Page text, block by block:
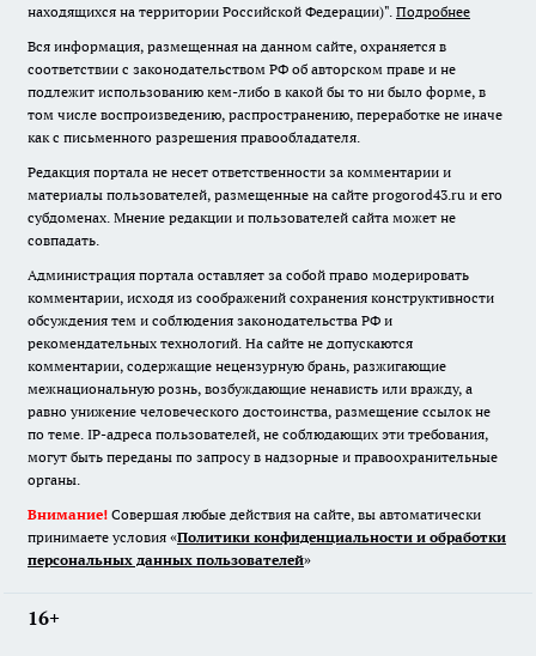
находящихся на территории Российской Федерации)". Подробнее
Вся информация, размещенная на данном сайте, охраняется в
соответствии с законодательством РФ об авторском праве и не
подлежит использованию кем-либо в какой бы то ни было форме, в
том числе воспроизведению, распространению, переработке не иначе
как с письменного разрешения правообладателя.
Редакция портала не несет ответственности за комментарии и
материалы пользователей, размещенные на сайте progorod43.ru и его
субдоменах. Мнение редакции и пользователей сайта может не
совпадать.
Администрация портала оставляет за собой право модерировать
комментарии, исходя из соображений сохранения конструктивности
обсуждения тем и соблюдения законодательства РФ и
рекомендательных технологий. На сайте не допускаются
комментарии, содержащие нецензурную брань, разжигающие
межнациональную рознь, возбуждающие ненависть или вражду, а
равно унижение человеческого достоинства, размещение ссылок не
по теме. IP-адреса пользователей, не соблюдающих эти требования,
могут быть переданы по запросу в надзорные и правоохранительные
органы.
Внимание! Совершая любые действия на сайте, вы автоматически
принимаете условия «Политики конфиденциальности и обработки
персональных данных пользователей»
16+